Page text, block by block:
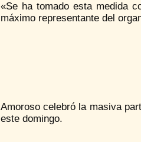
«Se ha tomado esta medida
máximo representante del
Amoroso celebró la masiva
este domingo.